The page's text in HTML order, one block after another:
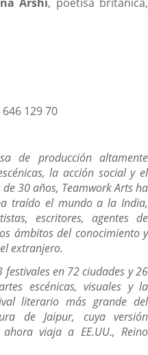
129 70
de producción altamente
la acción social y el
30 años, Teamwork Arts ha
traído el mundo a la India,
escritores, agentes de
ámbitos del conocimiento y
extranjero.
en 72 ciudades y 26
escénicas, visuales y la
literario más grande del
de Jaipur, cuya versión
viaja a EE.UU., Reino